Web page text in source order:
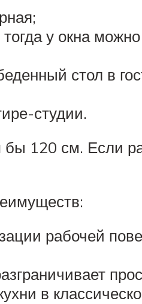
у окна
стол в
студии.
120 см. Если
рабочей
в